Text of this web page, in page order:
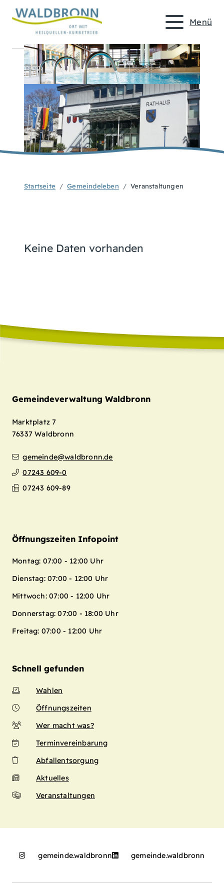
Menü
Startseite Gemeindeleben Veranstaltungen
Keine Daten vorhanden
Gemeindeverwaltung Waldbronn
Marktplatz 7
76337 Waldbronn
gemeinde@waldbronn.de
07243 609-0
07243 609-89
Öffnungszeiten Infopoint
Montag: 07:00 - 12:00 Uhr
Dienstag: 07:00 - 12:00 Uhr
Mittwoch: 07:00 - 12:00 Uhr
Donnerstag: 07:00 - 18:00 Uhr
Freitag: 07:00 - 12:00 Uhr
Schnell gefunden
Wahlen
Öffnungszeiten
Wer macht was?
Terminvereinbarung
Abfallentsorgung
Aktuelles
Veranstaltungen
gemeinde.waldbronn gemeinde.waldbronn